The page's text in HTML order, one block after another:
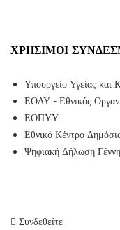
ΧΡΉΣΙΜΟΙ
Υπουργείο Υγείας και
ΕΟΔΥ - Εθνικός
ΕΟΠΥΥ
Εθνικό Κέντρο
Ψηφιακή Δήλωση
Συνδεθείτε